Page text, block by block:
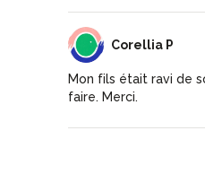
CP Corellia P
Mon fils était ravi de
faire. Merci.